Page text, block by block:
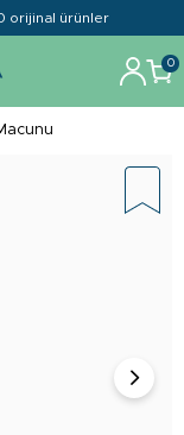
orijinal ürünler
0